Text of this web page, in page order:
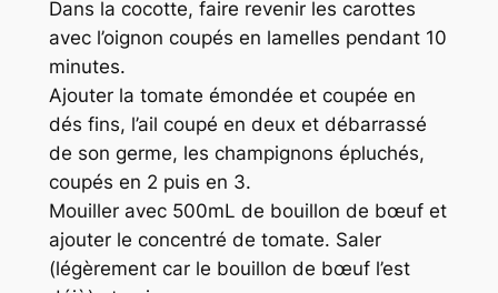
Dans la cocotte, faire revenir les carottes
avec l’oignon coupés en lamelles pendant 10
minutes.
Ajouter la tomate émondée et coupée en
dés fins, l’ail coupé en deux et débarrassé
de son germe, les champignons épluchés,
coupés en 2 puis en 3.
Mouiller avec 500mL de bouillon de bœuf et
ajouter le concentré de tomate. Saler
(légèrement car le bouillon de bœuf l’est